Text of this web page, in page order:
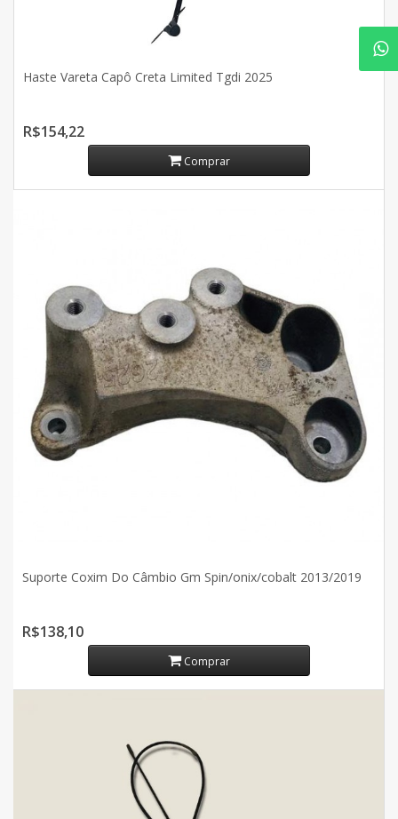
Haste Vareta Capô Creta Limited Tgdi 2025
R$154,22
Comprar
Suporte Coxim Do Câmbio Gm Spin/onix/cobalt 2013/2019
R$138,10
Comprar